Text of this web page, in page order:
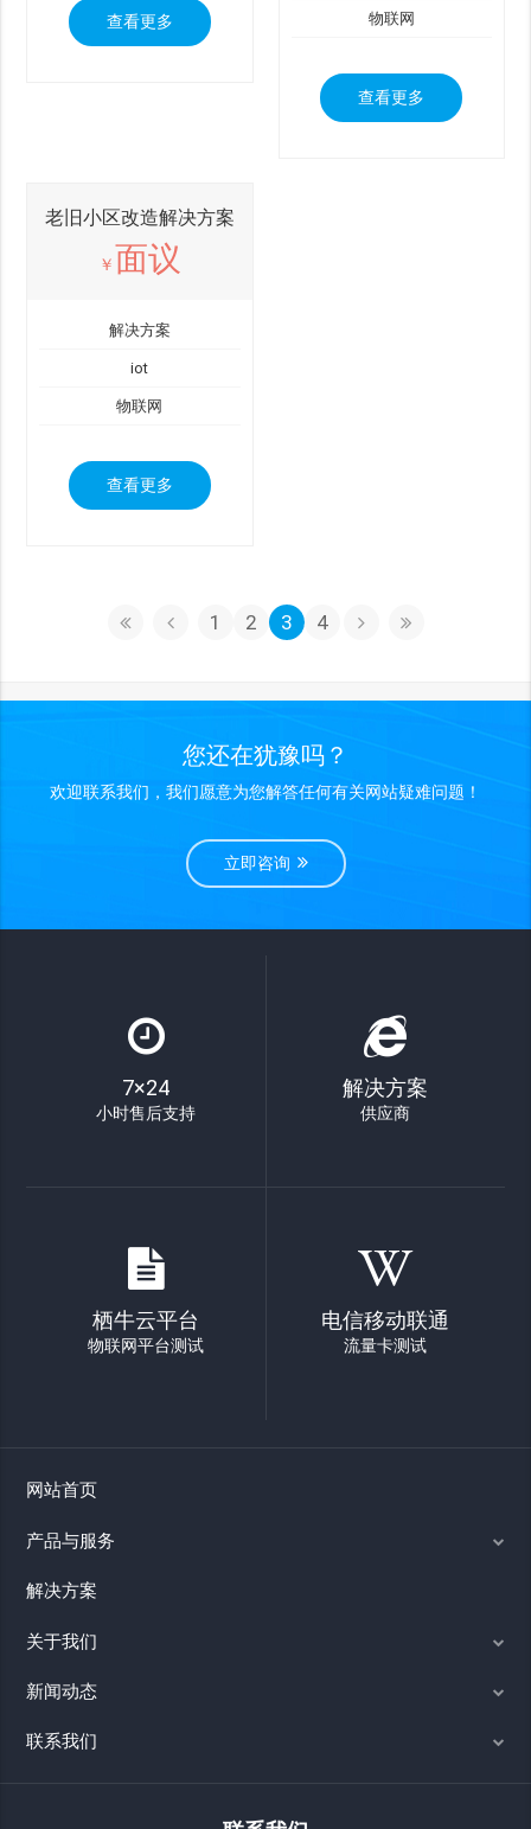
查看更多 物联网
查看更多
老旧小区改造解决方案
￥面议
解决方案
iot
物联网
查看更多
1 2 3 4
您还在犹豫吗？
欢迎联系我们，我们愿意为您解答任何有关网站疑难问题！
立即咨询
7×24
小时售后支持
解决方案
供应商
栖牛云平台
物联网平台测试
电信移动联通
流量卡测试
网站首页
产品与服务
解决方案
关于我们
新闻动态
联系我们